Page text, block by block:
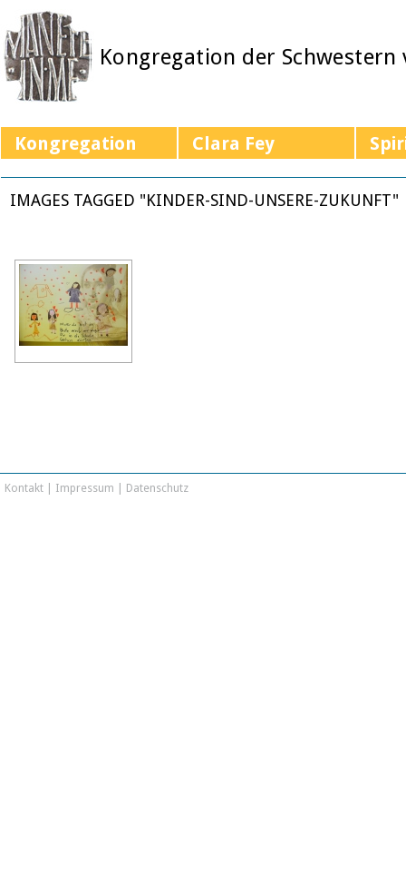
Kongregation Clara Fey
Kongregation der Schwestern
IMAGES TAGGED "KINDER-SIND-UNSERE-ZUKUNFT"
Kontakt Impressum Datenschutz